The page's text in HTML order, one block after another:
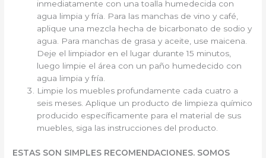
inmediatamente con una toalla humedecida con
agua limpia y fría. Para las manchas de vino y café,
aplique una mezcla hecha de bicarbonato de sodio y
agua. Para manchas de grasa y aceite, use maicena.
Deje el limpiador en el lugar durante 15 minutos,
luego limpie el área con un paño humedecido con
agua limpia y fría.
Limpie los muebles profundamente cada cuatro a
seis meses. Aplique un producto de limpieza químico
producido específicamente para el material de sus
muebles, siga las instrucciones del producto.
ESTAS SON SIMPLES RECOMENDACIONES. SOMOS